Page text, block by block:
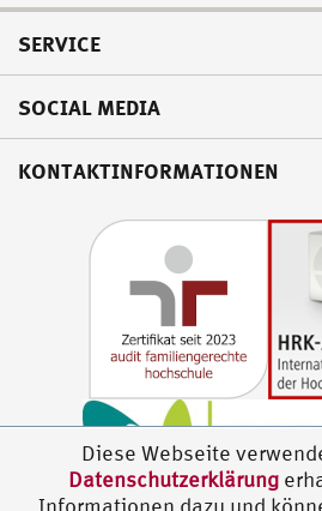
Diese Webseite
Datenschutzerklärung
Informationen dazu und
SERVICE
SOCIAL MEDIA
KONTAKTINFORMATIONEN